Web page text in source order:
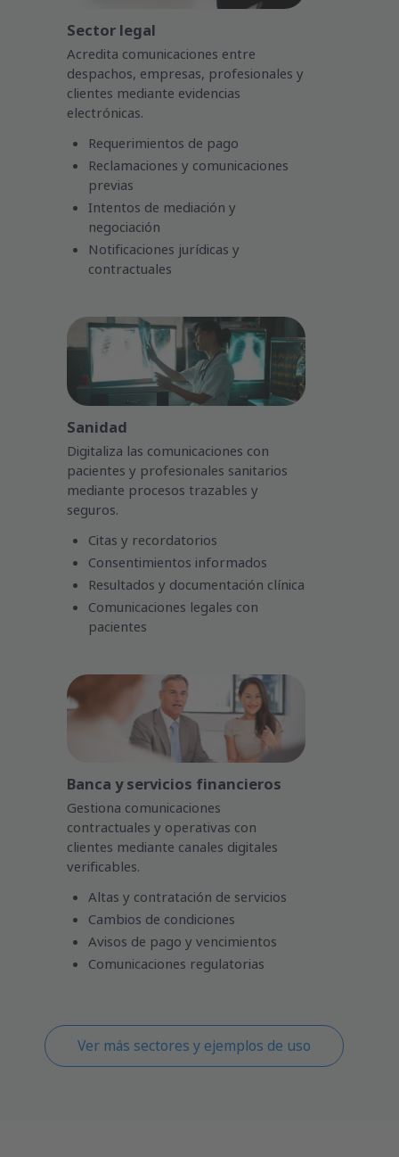
Sector legal
Acredita comunicaciones entre
despachos, empresas, profesionales y
clientes mediante evidencias
electrónicas.
Requerimientos de pago
Reclamaciones y comunicaciones
previas
Intentos de mediación y
negociación
Notificaciones jurídicas y
contractuales
Sanidad
Digitaliza las comunicaciones con
pacientes y profesionales sanitarios
mediante procesos trazables y
seguros.
Citas y recordatorios
Consentimientos informados
Resultados y documentación clínica
Comunicaciones legales con
pacientes
Banca y servicios financieros
Gestiona comunicaciones
contractuales y operativas con
clientes mediante canales digitales
verificables.
Altas y contratación de servicios
Cambios de condiciones
Avisos de pago y vencimientos
Comunicaciones regulatorias
Ver más sectores y ejemplos de uso